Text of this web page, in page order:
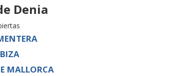
Denia
MALLORCA